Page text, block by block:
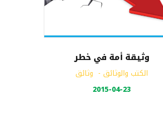
وثيقة أمة في خطر
الكتب والوثائق - وثائق
2015-04-23